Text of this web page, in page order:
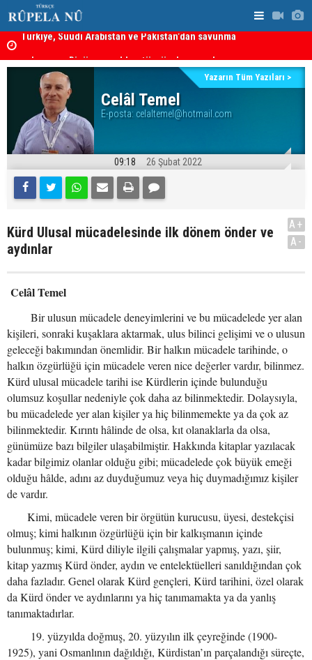
anlaşması: Bir üyeye saldırı, tüm üyelere yapılmış
Önemli Güvenlik Ortaklarından Biri ABD'nin
Celâl Temel
E-posta: celaltemel@hotmail.com
Yazarın Tüm Yazıları >
09:18 26 Şubat 2022
Kürd Ulusal mücadelesinde ilk dönem önder ve
aydınlar
A+
A-
Celâl Temel
Bir ulusun mücadele deneyimlerini ve bu mücadelede yer alan
kişileri, sonraki kuşaklara aktarmak, ulus bilinci gelişimi ve o ulusun
geleceği bakımından önemlidir. Bir halkın mücadele tarihinde, o
halkın özgürlüğü için mücadele veren nice değerler vardır, bilinmez.
Kürd ulusal mücadele tarihi ise Kürdlerin içinde bulunduğu
olumsuz koşullar nedeniyle çok daha az bilinmektedir. Dolaysıyla,
bu mücadelede yer alan kişiler ya hiç bilinmemekte ya da çok az
bilinmektedir. Kırıntı hâlinde de olsa, kıt olanaklarla da olsa,
günümüze bazı bilgiler ulaşabilmiştir. Hakkında kitaplar yazılacak
kadar bilgimiz olanlar olduğu gibi; mücadelede çok büyük emeği
olduğu hâlde, adını az duyduğumuz veya hiç duymadığımız kişiler
de vardır.
Kimi, mücadele veren bir örgütün kurucusu, üyesi, destekçisi
olmuş; kimi halkının özgürlüğü için bir kalkışmanın içinde
bulunmuş; kimi, Kürd diliyle ilgili çalışmalar yapmış, yazı, şiir,
kitap yazmış Kürd önder, aydın ve entelektüelleri sanıldığından çok
daha fazladır. Genel olarak Kürd gençleri, Kürd tarihini, özel olarak
da Kürd önder ve aydınlarını ya hiç tanımamakta ya da yanlış
tanımaktadırlar.
19. yüzyılda doğmuş, 20. yüzyılın ilk çeyreğinde (1900-
1925), yani Osmanlının dağıldığı, Kürdistan’ın parçalandığı süreçte,